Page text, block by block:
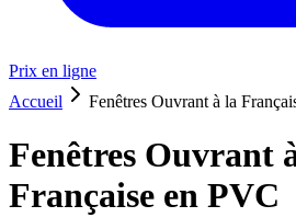
Prix en ligne
Accueil
Fenêtres Ouvrant à la
Fenêtres Ouvrant
Française en PVC